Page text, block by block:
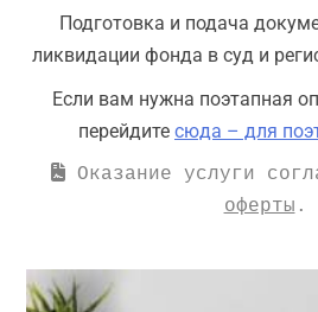
Подготовка и подача
ликвидации фонда в суд и
Если вам нужна поэтапная
перейдите сюда – для
Оказание услуги
оферты .